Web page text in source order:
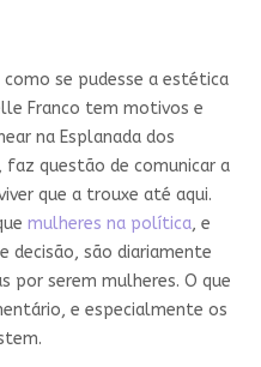
se pudesse a estética
Franco tem motivos e
na Esplanada dos
faz questão de comunicar a
que a trouxe até aqui.
mulheres na política, e
decisão, são diariamente
por serem mulheres. O que
e especialmente os